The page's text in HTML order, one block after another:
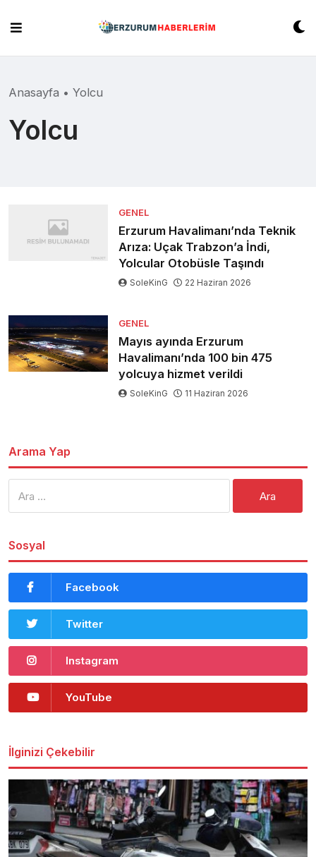
content
Anasayfa • Yolcu
Yolcu
GENEL
Erzurum Havalimanı’nda Teknik
Arıza: Uçak Trabzon’a İndi,
Yolcular Otobüsle Taşındı
SoleKinG 22 Haziran 2026
GENEL
Mayıs ayında Erzurum
Havalimanı’nda 100 bin 475
yolcuya hizmet verildi
SoleKinG 11 Haziran 2026
Arama Yap
Sosyal
Facebook
Twitter
Instagram
YouTube
İlginizi Çekebilir